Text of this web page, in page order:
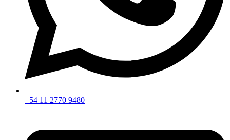
+54 11 2770 9480